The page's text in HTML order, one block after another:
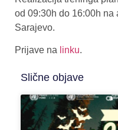
od 09:30h do 16:00h na
Sarajevo.
Prijave na linku.
Slične objave